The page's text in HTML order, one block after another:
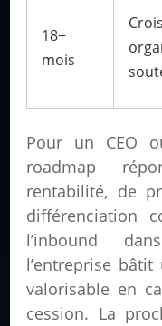
18+
mois
Pour un CEO
roadmap
rentabilité, de
différenciation
l’inbound
l’entreprise
valorisable en
cession. La